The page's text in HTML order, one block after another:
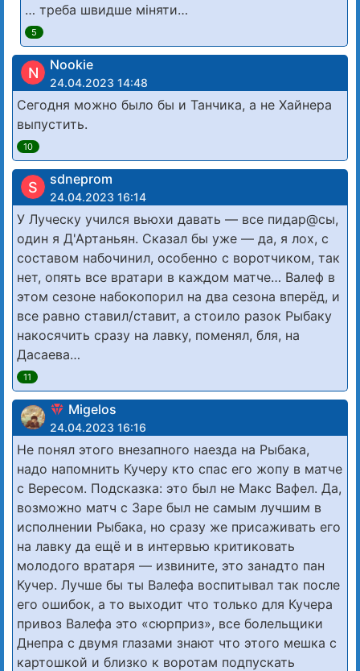
… треба швидше міняти…
5
N Nookie
24.04.2023 14:48
Сегодня можно было бы и Танчика, а не Хайнера
выпустить.
10
S sdneprom
24.04.2023 16:14
У Луческу учился вьюхи давать — все пидар@сы,
один я Д'Артаньян. Сказал бы уже — да, я лох, с
составом набочинил, особенно с воротчиком, так
нет, опять все вратари в каждом матче… Валеф в
этом сезоне набокопорил на два сезона вперёд, и
все равно ставил/ставит, а стоило разок Рыбаку
накосячить сразу на лавку, поменял, бля, на
Дасаева…
11
Migelos
24.04.2023 16:16
Не понял этого внезапного наезда на Рыбака,
надо напомнить Кучеру кто спас его жопу в матче
с Вересом. Подсказка: это был не Макс Вафел. Да,
возможно матч с Заре был не самым лучшим в
исполнении Рыбака, но сразу же присаживать его
на лавку да ещё и в интервью критиковать
молодого вратаря — извините, это занадто пан
Кучер. Лучше бы ты Валефа воспитывал так после
его ошибок, а то выходит что только для Кучера
привоз Валефа это «сюрприз», все болельщики
Днепра с двумя глазами знают что этого мешка с
картошкой и близко к воротам подпускать